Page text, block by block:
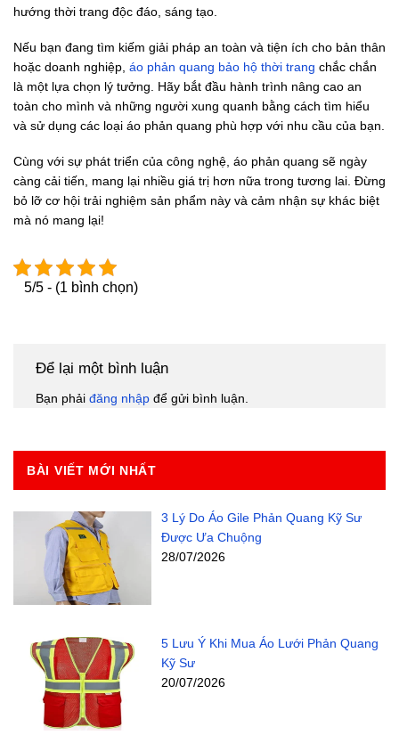
hướng thời trang độc đáo, sáng tạo.
Nếu bạn đang tìm kiếm giải pháp an toàn và tiện ích cho bản thân
hoặc doanh nghiệp, áo phản quang bảo hộ thời trang chắc chắn
là một lựa chọn lý tưởng. Hãy bắt đầu hành trình nâng cao an
toàn cho mình và những người xung quanh bằng cách tìm hiểu
và sử dụng các loại áo phản quang phù hợp với nhu cầu của bạn.
Cùng với sự phát triển của công nghệ, áo phản quang sẽ ngày
càng cải tiến, mang lại nhiều giá trị hơn nữa trong tương lai. Đừng
bỏ lỡ cơ hội trải nghiệm sản phẩm này và cảm nhận sự khác biệt
mà nó mang lại!
5/5 - (1 bình chọn)
Để lại một bình luận
Bạn phải đăng nhập để gửi bình luận.
BÀI VIẾT MỚI NHẤT
3 Lý Do Áo Gile Phản Quang Kỹ Sư
Được Ưa Chuộng
28/07/2026
5 Lưu Ý Khi Mua Áo Lưới Phản Quang
Kỹ Sư
20/07/2026